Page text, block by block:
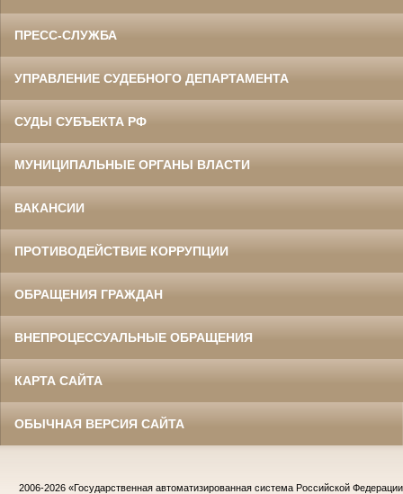
ПРЕСС-СЛУЖБА
УПРАВЛЕНИЕ СУДЕБНОГО ДЕПАРТАМЕНТА
СУДЫ СУБЪЕКТА РФ
МУНИЦИПАЛЬНЫЕ ОРГАНЫ ВЛАСТИ
ВАКАНСИИ
ПРОТИВОДЕЙСТВИЕ КОРРУПЦИИ
ОБРАЩЕНИЯ ГРАЖДАН
ВНЕПРОЦЕССУАЛЬНЫЕ ОБРАЩЕНИЯ
КАРТА САЙТА
ОБЫЧНАЯ ВЕРСИЯ САЙТА
2006-2026 «Государственная автоматизированная система Российской